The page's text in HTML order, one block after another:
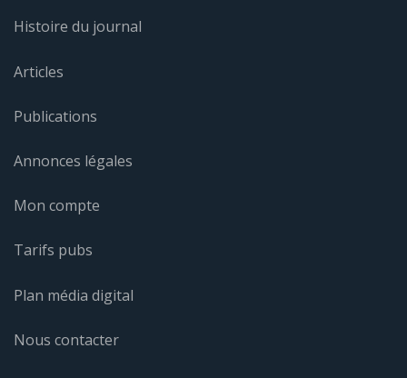
Histoire du journal
Articles
Publications
Annonces légales
Mon compte
Tarifs pubs
Plan média digital
Nous contacter